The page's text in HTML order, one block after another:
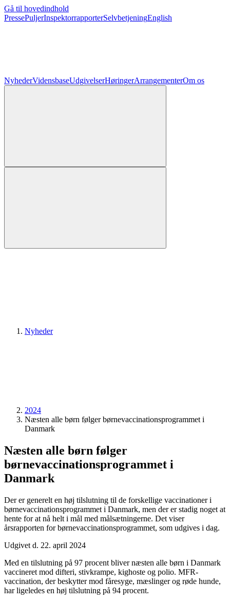
Gå til hovedindhold
PressePuljerInspektorrapporterSelvbetjeningEnglish
NyhederVidensbaseUdgivelserHøringerArrangementerOm os
Nyheder
2024
Næsten alle børn følger børnevaccinationsprogrammet i
Danmark
Næsten alle børn følger
børnevaccinationsprogrammet i
Danmark
Der er generelt en høj tilslutning til de forskellige vaccinationer i
børnevaccinationsprogrammet i Danmark, men der er stadig noget at
hente for at nå helt i mål med målsætningerne. Det viser
årsrapporten for børnevaccinationsprogrammet, som udgives i dag.
Udgivet d. 22. april 2024
Med en tilslutning på 97 procent bliver næsten alle børn i Danmark
vaccineret mod difteri, stivkrampe, kighoste og polio. MFR-
vaccination, der beskytter mod fåresyge, mæslinger og røde hunde,
har ligeledes en høj tilslutning på 94 procent.